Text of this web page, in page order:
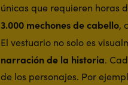
únicas que requieren horas
3.000 mechones de cabello,
El vestuario no solo es
narración de la historia.
de los personajes. Por